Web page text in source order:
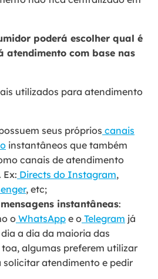
poderá escolher qual é
atendimento com base nas
utilizados para atendimento
seus próprios canais
instantâneos que também
canais de atendimento
Ex: Directs do Instagram,
, etc;
instantâneas:
o WhatsApp e o Telegram já
a dia da maioria das
toa, algumas preferem utilizar
solicitar atendimento e pedir